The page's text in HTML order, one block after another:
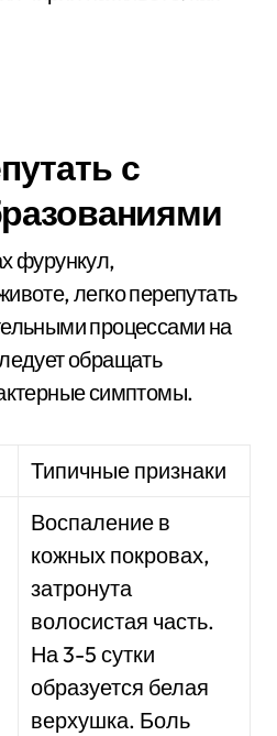
с
фурункул,
легко перепутать
процессами на
обращать
симптомы.
Типичные признаки
Воспаление в
кожных покровах,
затронута
волосистая часть.
На 3-5 сутки
образуется белая
верхушка. Боль